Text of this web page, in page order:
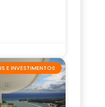
E INVESTIMENTOS